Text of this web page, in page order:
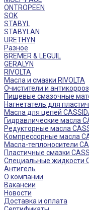
ONTROPEEN
SOK
STABYL
STABYLAN
URETHYN
Разное
BREMER & LEGUIL
GERALYN
RIVOLTA
Масла и смазки RIVOLTA
Очистители и
Пищевые смазочные
Нагнетатель для
Масла для цепей
Гидравлические масла
Редукторные масла
Компрессорные масла
Масла-теплоносители
Пластичные смазки
Специальные жидкости
Антигель
О компании
Вакансии
Новости
Доставка и оплата